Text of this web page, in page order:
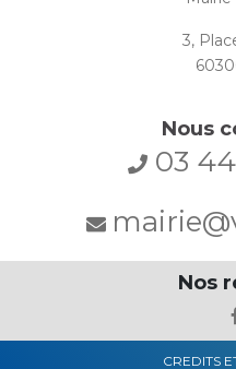
3,
Nous
03
Nos
CREDITS